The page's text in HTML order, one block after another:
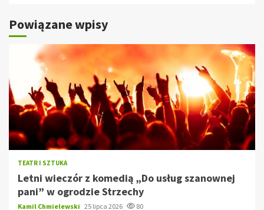
Powiązane wpisy
TEATR I SZTUKA
Letni wieczór z komedią „Do usług szanownej
pani” w ogrodzie Strzechy
Kamil Chmielewski 25 lipca 2026 80